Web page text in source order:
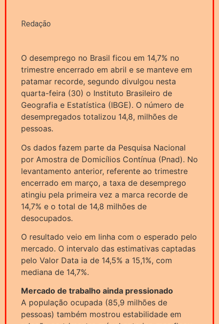
Redação
O desemprego no Brasil ficou em 14,7% no
trimestre encerrado em abril e se manteve em
patamar recorde, segundo divulgou nesta
quarta-feira (30) o Instituto Brasileiro de
Geografia e Estatística (IBGE). O número de
desempregados totalizou 14,8, milhões de
pessoas.
Os dados fazem parte da Pesquisa Nacional
por Amostra de Domicílios Contínua (Pnad). No
levantamento anterior, referente ao trimestre
encerrado em março, a taxa de desemprego
atingiu pela primeira vez a marca recorde de
14,7% e o total de 14,8 milhões de
desocupados.
O resultado veio em linha com o esperado pelo
mercado. O intervalo das estimativas captadas
pelo Valor Data ia de 14,5% a 15,1%, com
mediana de 14,7%.
Mercado de trabalho ainda pressionado
A população ocupada (85,9 milhões de
pessoas) também mostrou estabilidade em